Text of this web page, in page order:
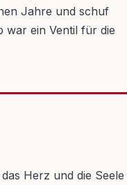
Jahre und schuf
war ein Ventil für die
Herz und die Seele